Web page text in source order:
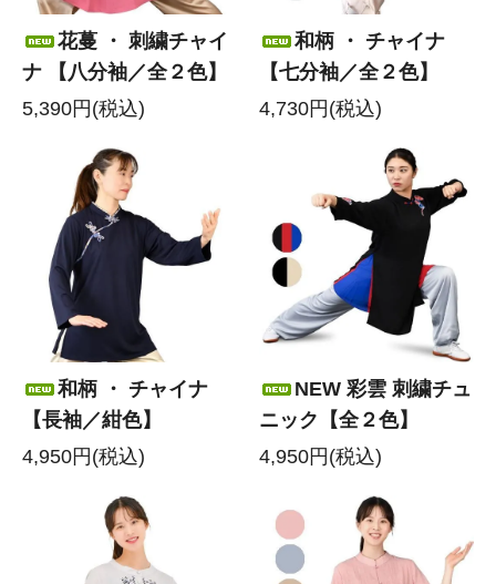
花蔓 ・ 刺繍チャイ
ナ 【八分袖／全２色】
5,390円(税込)
和柄 ・ チャイナ
【七分袖／全２色】
4,730円(税込)
和柄 ・ チャイナ
【長袖／紺色】
4,950円(税込)
NEW 彩雲 刺繍チュ
ニック【全２色】
4,950円(税込)